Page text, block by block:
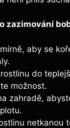
​zazimování
aby se
do
možnost.
zahradě,
netkanou​